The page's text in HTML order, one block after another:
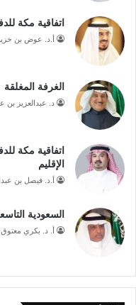
اتفاقية مكة
أ.د. عوض بن
الغرفة المغلقة
د. عبدالعزيز بن
اتفاقية مكة
الإقليم
أ.د. فيصل بن
السعودية
أ. د. بكري